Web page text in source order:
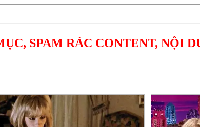
SPAM RÁC CONTENT, NỘI